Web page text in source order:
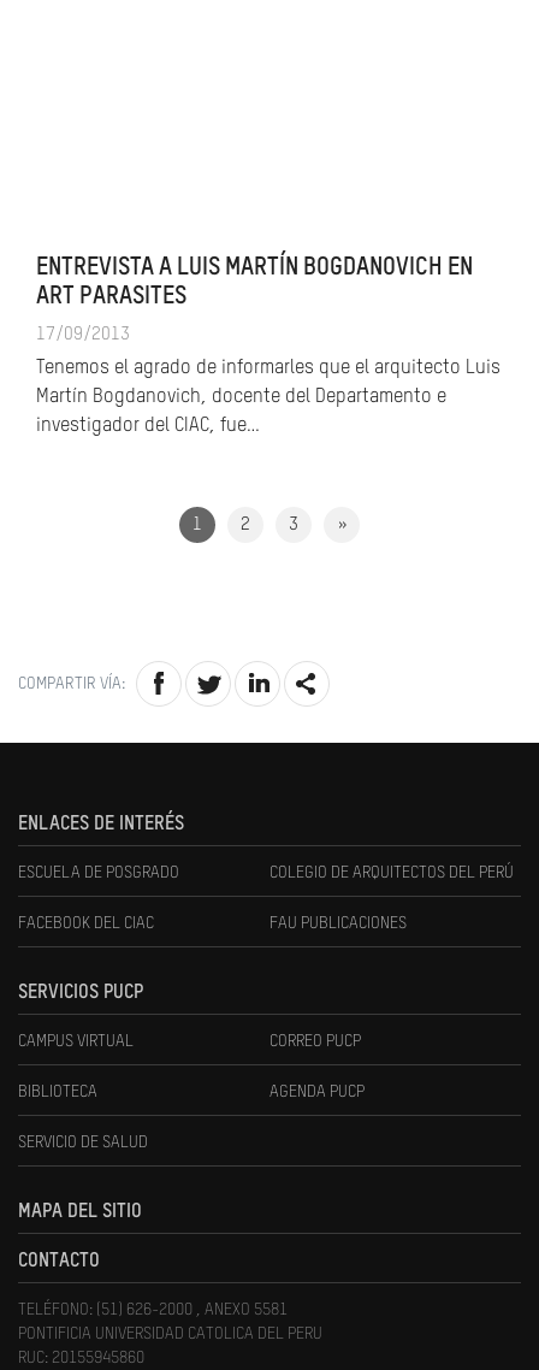
ENTREVISTA A LUIS MARTÍN BOGDANOVICH EN
ART PARASITES
17/09/2013
Tenemos el agrado de informarles que el arquitecto Luis
Martín Bogdanovich, docente del Departamento e
investigador del CIAC, fue…
1 2 3 »
COMPARTIR VÍA:
ENLACES DE INTERÉS
ESCUELA DE POSGRADO COLEGIO DE ARQUITECTOS DEL PERÚ
FACEBOOK DEL CIAC FAU PUBLICACIONES
SERVICIOS PUCP
CAMPUS VIRTUAL CORREO PUCP
BIBLIOTECA AGENDA PUCP
SERVICIO DE SALUD
MAPA DEL SITIO
CONTACTO
TELÉFONO: (51) 626-2000 , ANEXO 5581
PONTIFICIA UNIVERSIDAD CATOLICA DEL PERU
RUC: 20155945860